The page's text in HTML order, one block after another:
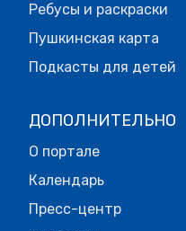
Ребусы и раскраски
Пушкинская карта
Подкасты для детей
ДОПОЛНИТЕЛЬНО
О портале
Календарь
Пресс-центр